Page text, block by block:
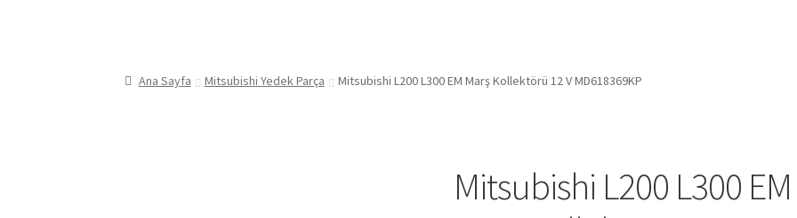
Ana Sayfa Mitsubishi Yedek Parça Mitsubishi L200 L300 EM Marş Kollektörü 12 V MD618369KP
Mitsubishi L200 L300 EM